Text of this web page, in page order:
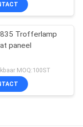
Trofferlamp
paneel
MOQ:100ST